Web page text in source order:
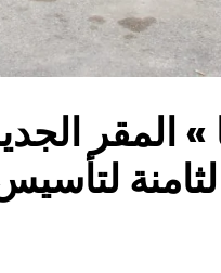
» المقر